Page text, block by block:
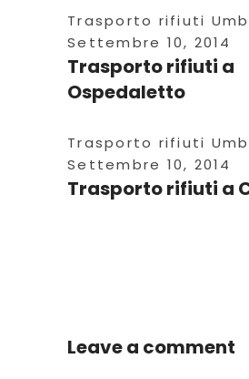
Trasporto rifiuti
Settembre 10, 2014
Trasporto rifiuti a
Ospedaletto
Trasporto rifiuti
Settembre 10, 2014
Trasporto rifiuti a
Leave a comment